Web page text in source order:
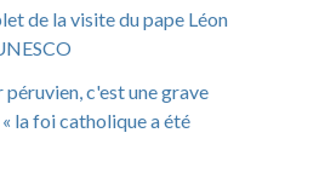
de la visite du pape Léon
péruvien, c'est une grave
la foi catholique a été